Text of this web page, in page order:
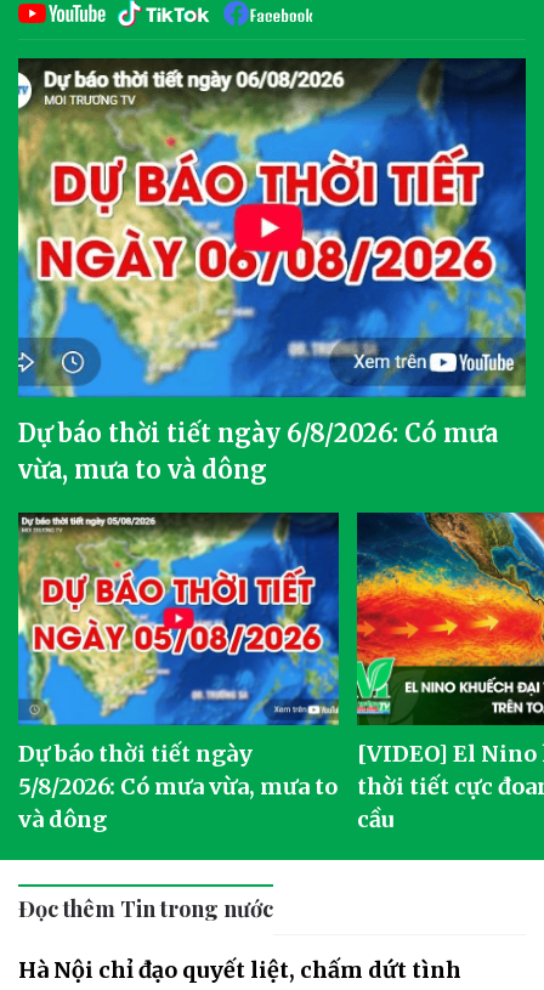
Dự báo thời tiết ngày 6/8/2026: Có mưa
vừa, mưa to và dông
Dự báo thời tiết ngày
5/8/2026: Có mưa vừa, mưa to
và dông
[VIDEO] El
thời tiết cực
cầu
Đọc thêm Tin trong nước
Hà Nội chỉ đạo quyết liệt, chấm dứt tình